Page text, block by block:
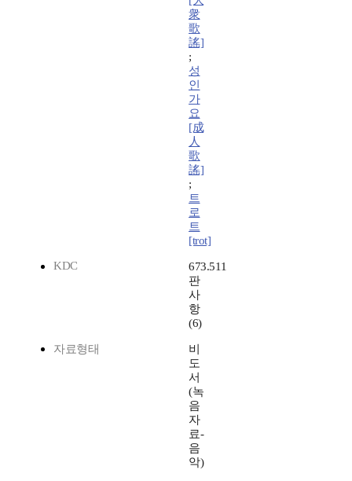
衆
歌
謠]
;
성
인
가
요
[成
人
歌
謠]
;
트
로
트
[trot]
KDC
673.511
판
사
항
(6)
자료형태
비
도
서
(녹
음
자
료-
음
악)